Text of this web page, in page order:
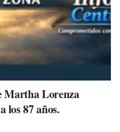
Martha Lorenza
los 87 años.